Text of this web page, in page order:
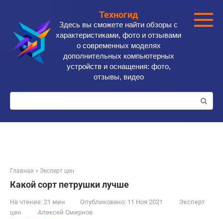
контенту
Техногид
Здесь вы сможете найти обзоры с
характеристиками, фото и отзывами
о современных моделях
дополнительных компьютерных
устройств и оснащения: фото,
отзывы, видео
Поиск:
Главная » Эксперт цен
Какой сорт петрушки лучше
На чтение: 21 мин Опубликовано: 11 Ноя 2021
Эксперт
цен
Алексей Смирнов